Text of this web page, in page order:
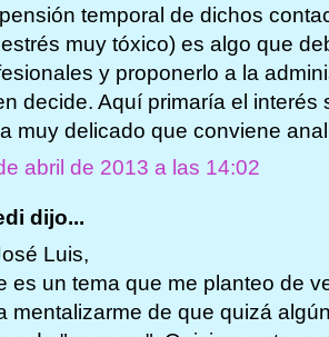
temporal de dichos
muy tóxico) es algo que
y proponerlo a la
decide. Aquí primaría el interés
muy delicado que conviene
abril de 2013 a las 14:02
dijo...
Luis,
es un tema que me planteo de
mentalizarme de que quizá